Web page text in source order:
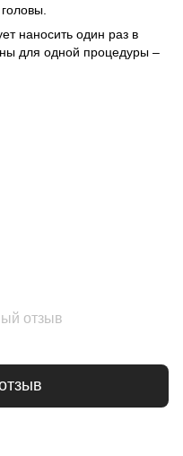
наносить один раз в
для одной процедуры –
отзыв